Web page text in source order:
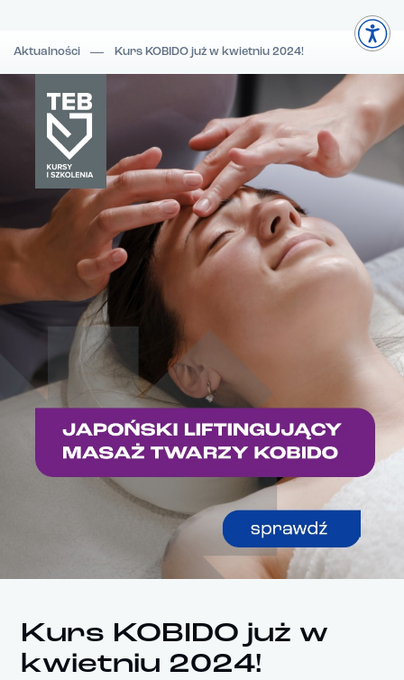
Aktualności Kurs KOBIDO już w kwietniu 2024!
Kurs KOBIDO już w
kwietniu 2024!